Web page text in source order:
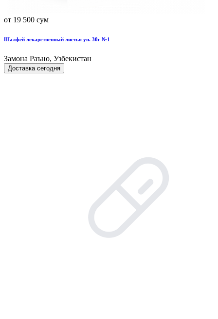
от 19 500 сум
Шалфей лекарственный листья уп. 30г №1
Замона Раъно, Узбекистан
Доставка сегодня